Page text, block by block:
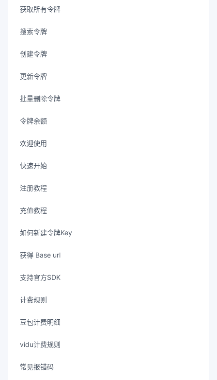
获取所有令牌
搜索令牌
创建令牌
更新令牌
批量删除令牌
令牌余额
欢迎使用
快速开始
注册教程
充值教程
如何新建令牌Key
获得 Base url
支持官方SDK
计费规则
豆包计费明细
vidu计费规则
常见报错码